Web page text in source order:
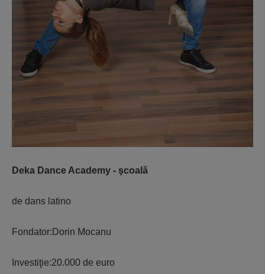
Deka Dance Academy - şcoală
de dans latino
Fondator:Dorin Mocanu
Investiţie:20.000 de euro